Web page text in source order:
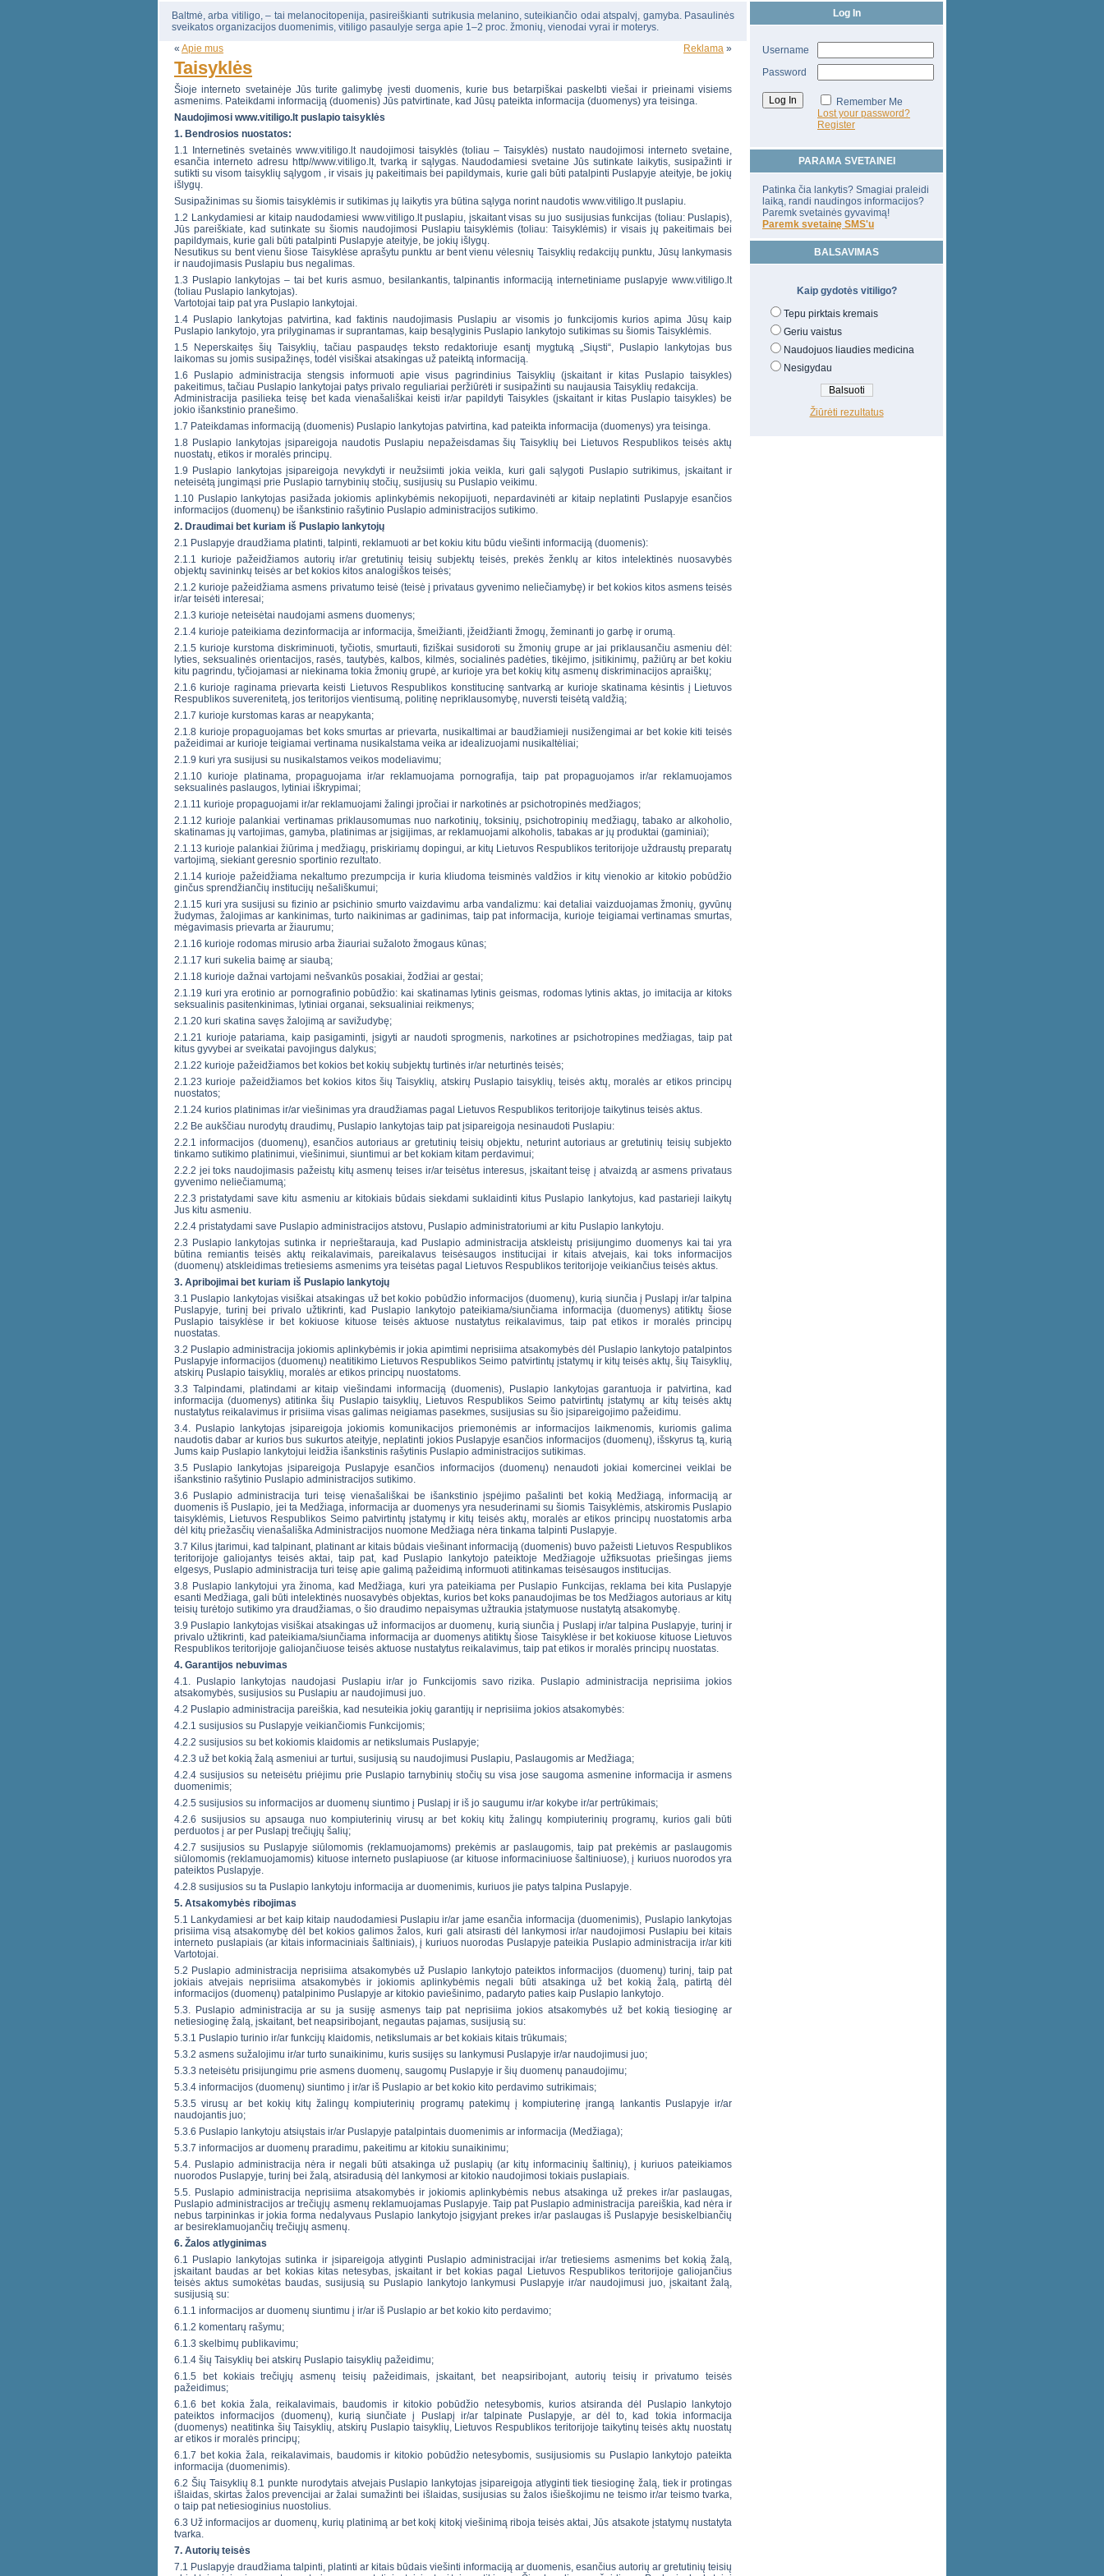
Baltmė, arba vitiligo, – tai melanocitopenija, pasireiškianti sutrikusia melanino, suteikiančio odai atspalvį, gamyba. Pasaulinės
sveikatos organizacijos duomenimis, vitiligo pasaulyje serga apie 1–2 proc. žmonių, vienodai vyrai ir moterys.
« Apie mus Reklama »
Taisyklės
Šioje interneto svetainėje Jūs turite galimybę įvesti duomenis, kurie bus betarpiškai paskelbti viešai ir prieinami visiems
asmenims. Pateikdami informaciją (duomenis) Jūs patvirtinate, kad Jūsų pateikta informacija (duomenys) yra teisinga.
Naudojimosi www.vitiligo.lt puslapio taisyklės
1. Bendrosios nuostatos:
1.1 Internetinės svetainės www.vitiligo.lt naudojimosi taisyklės (toliau – Taisyklės) nustato naudojimosi interneto svetaine,
esančia interneto adresu http//www.vitiligo.lt, tvarką ir sąlygas. Naudodamiesi svetaine Jūs sutinkate laikytis, susipažinti ir
sutikti su visom taisyklių sąlygom , ir visais jų pakeitimais bei papildymais, kurie gali būti patalpinti Puslapyje ateityje, be jokių
išlygų.
Susipažinimas su šiomis taisyklėmis ir sutikimas jų laikytis yra būtina sąlyga norint naudotis www.vitiligo.lt puslapiu.
1.2 Lankydamiesi ar kitaip naudodamiesi www.vitiligo.lt puslapiu, įskaitant visas su juo susijusias funkcijas (toliau: Puslapis),
Jūs pareiškiate, kad sutinkate su šiomis naudojimosi Puslapiu taisyklėmis (toliau: Taisyklėmis) ir visais jų pakeitimais bei
papildymais, kurie gali būti patalpinti Puslapyje ateityje, be jokių išlygų.
Nesutikus su bent vienu šiose Taisyklėse aprašytu punktu ar bent vienu vėlesnių Taisyklių redakcijų punktu, Jūsų lankymasis
ir naudojimasis Puslapiu bus negalimas.
1.3 Puslapio lankytojas – tai bet kuris asmuo, besilankantis, talpinantis informaciją internetiniame puslapyje www.vitiligo.lt
(toliau Puslapio lankytojas).
Vartotojai taip pat yra Puslapio lankytojai.
1.4 Puslapio lankytojas patvirtina, kad faktinis naudojimasis Puslapiu ar visomis jo funkcijomis kurios apima Jūsų kaip
Puslapio lankytojo, yra prilyginamas ir suprantamas, kaip besąlyginis Puslapio lankytojo sutikimas su šiomis Taisyklėmis.
1.5 Neperskaitęs šių Taisyklių, tačiau paspaudęs teksto redaktoriuje esantį mygtuką „Siųsti“, Puslapio lankytojas bus
laikomas su jomis susipažinęs, todėl visiškai atsakingas už pateiktą informaciją.
1.6 Puslapio administracija stengsis informuoti apie visus pagrindinius Taisyklių (įskaitant ir kitas Puslapio taisykles)
pakeitimus, tačiau Puslapio lankytojai patys privalo reguliariai peržiūrėti ir susipažinti su naujausia Taisyklių redakcija.
Administracija pasilieka teisę bet kada vienašališkai keisti ir/ar papildyti Taisykles (įskaitant ir kitas Puslapio taisykles) be
jokio išankstinio pranešimo.
1.7 Pateikdamas informaciją (duomenis) Puslapio lankytojas patvirtina, kad pateikta informacija (duomenys) yra teisinga.
1.8 Puslapio lankytojas įsipareigoja naudotis Puslapiu nepažeisdamas šių Taisyklių bei Lietuvos Respublikos teisės aktų
nuostatų, etikos ir moralės principų.
1.9 Puslapio lankytojas įsipareigoja nevykdyti ir neužsiimti jokia veikla, kuri gali sąlygoti Puslapio sutrikimus, įskaitant ir
neteisėtą jungimąsi prie Puslapio tarnybinių stočių, susijusių su Puslapio veikimu.
1.10 Puslapio lankytojas pasižada jokiomis aplinkybėmis nekopijuoti, nepardavinėti ar kitaip neplatinti Puslapyje esančios
informacijos (duomenų) be išankstinio rašytinio Puslapio administracijos sutikimo.
2. Draudimai bet kuriam iš Puslapio lankytojų
2.1 Puslapyje draudžiama platinti, talpinti, reklamuoti ar bet kokiu kitu būdu viešinti informaciją (duomenis):
2.1.1 kurioje pažeidžiamos autorių ir/ar gretutinių teisių subjektų teisės, prekės ženklų ar kitos intelektinės nuosavybės
objektų savininkų teisės ar bet kokios kitos analogiškos teisės;
2.1.2 kurioje pažeidžiama asmens privatumo teisė (teisė į privataus gyvenimo neliečiamybę) ir bet kokios kitos asmens teisės
ir/ar teisėti interesai;
2.1.3 kurioje neteisėtai naudojami asmens duomenys;
2.1.4 kurioje pateikiama dezinformacija ar informacija, šmeižianti, įžeidžianti žmogų, žeminanti jo garbę ir orumą.
2.1.5 kurioje kurstoma diskriminuoti, tyčiotis, smurtauti, fiziškai susidoroti su žmonių grupe ar jai priklausančiu asmeniu dėl:
lyties, seksualinės orientacijos, rasės, tautybės, kalbos, kilmės, socialinės padėties, tikėjimo, įsitikinimų, pažiūrų ar bet kokiu
kitu pagrindu, tyčiojamasi ar niekinama tokia žmonių grupė, ar kurioje yra bet kokių kitų asmenų diskriminacijos apraiškų;
2.1.6 kurioje raginama prievarta keisti Lietuvos Respublikos konstitucinę santvarką ar kurioje skatinama kėsintis į Lietuvos
Respublikos suverenitetą, jos teritorijos vientisumą, politinę nepriklausomybę, nuversti teisėtą valdžią;
2.1.7 kurioje kurstomas karas ar neapykanta;
2.1.8 kurioje propaguojamas bet koks smurtas ar prievarta, nusikaltimai ar baudžiamieji nusižengimai ar bet kokie kiti teisės
pažeidimai ar kurioje teigiamai vertinama nusikalstama veika ar idealizuojami nusikaltėliai;
2.1.9 kuri yra susijusi su nusikalstamos veikos modeliavimu;
2.1.10 kurioje platinama, propaguojama ir/ar reklamuojama pornografija, taip pat propaguojamos ir/ar reklamuojamos
seksualinės paslaugos, lytiniai iškrypimai;
2.1.11 kurioje propaguojami ir/ar reklamuojami žalingi įpročiai ir narkotinės ar psichotropinės medžiagos;
2.1.12 kurioje palankiai vertinamas priklausomumas nuo narkotinių, toksinių, psichotropinių medžiagų, tabako ar alkoholio,
skatinamas jų vartojimas, gamyba, platinimas ar įsigijimas, ar reklamuojami alkoholis, tabakas ar jų produktai (gaminiai);
2.1.13 kurioje palankiai žiūrima į medžiagų, priskiriamų dopingui, ar kitų Lietuvos Respublikos teritorijoje uždraustų preparatų
vartojimą, siekiant geresnio sportinio rezultato.
2.1.14 kurioje pažeidžiama nekaltumo prezumpcija ir kuria kliudoma teisminės valdžios ir kitų vienokio ar kitokio pobūdžio
ginčus sprendžiančių institucijų nešališkumui;
2.1.15 kuri yra susijusi su fizinio ar psichinio smurto vaizdavimu arba vandalizmu: kai detaliai vaizduojamas žmonių, gyvūnų
žudymas, žalojimas ar kankinimas, turto naikinimas ar gadinimas, taip pat informacija, kurioje teigiamai vertinamas smurtas,
mėgavimasis prievarta ar žiaurumu;
2.1.16 kurioje rodomas mirusio arba žiauriai sužaloto žmogaus kūnas;
2.1.17 kuri sukelia baimę ar siaubą;
2.1.18 kurioje dažnai vartojami nešvankūs posakiai, žodžiai ar gestai;
2.1.19 kuri yra erotinio ar pornografinio pobūdžio: kai skatinamas lytinis geismas, rodomas lytinis aktas, jo imitacija ar kitoks
seksualinis pasitenkinimas, lytiniai organai, seksualiniai reikmenys;
2.1.20 kuri skatina savęs žalojimą ar savižudybę;
2.1.21 kurioje patariama, kaip pasigaminti, įsigyti ar naudoti sprogmenis, narkotines ar psichotropines medžiagas, taip pat
kitus gyvybei ar sveikatai pavojingus dalykus;
2.1.22 kurioje pažeidžiamos bet kokios bet kokių subjektų turtinės ir/ar neturtinės teisės;
2.1.23 kurioje pažeidžiamos bet kokios kitos šių Taisyklių, atskirų Puslapio taisyklių, teisės aktų, moralės ar etikos principų
nuostatos;
2.1.24 kurios platinimas ir/ar viešinimas yra draudžiamas pagal Lietuvos Respublikos teritorijoje taikytinus teisės aktus.
2.2 Be aukščiau nurodytų draudimų, Puslapio lankytojas taip pat įsipareigoja nesinaudoti Puslapiu:
2.2.1 informacijos (duomenų), esančios autoriaus ar gretutinių teisių objektu, neturint autoriaus ar gretutinių teisių subjekto
tinkamo sutikimo platinimui, viešinimui, siuntimui ar bet kokiam kitam perdavimui;
2.2.2 jei toks naudojimasis pažeistų kitų asmenų teises ir/ar teisėtus interesus, įskaitant teisę į atvaizdą ar asmens privataus
gyvenimo neliečiamumą;
2.2.3 pristatydami save kitu asmeniu ar kitokiais būdais siekdami suklaidinti kitus Puslapio lankytojus, kad pastarieji laikytų
Jus kitu asmeniu.
2.2.4 pristatydami save Puslapio administracijos atstovu, Puslapio administratoriumi ar kitu Puslapio lankytoju.
2.3 Puslapio lankytojas sutinka ir neprieštarauja, kad Puslapio administracija atskleistų prisijungimo duomenys kai tai yra
būtina remiantis teisės aktų reikalavimais, pareikalavus teisėsaugos institucijai ir kitais atvejais, kai toks informacijos
(duomenų) atskleidimas tretiesiems asmenims yra teisėtas pagal Lietuvos Respublikos teritorijoje veikiančius teisės aktus.
3. Apribojimai bet kuriam iš Puslapio lankytojų
3.1 Puslapio lankytojas visiškai atsakingas už bet kokio pobūdžio informacijos (duomenų), kurią siunčia į Puslapį ir/ar talpina
Puslapyje, turinį bei privalo užtikrinti, kad Puslapio lankytojo pateikiama/siunčiama informacija (duomenys) atitiktų šiose
Puslapio taisyklėse ir bet kokiuose kituose teisės aktuose nustatytus reikalavimus, taip pat etikos ir moralės principų
nuostatas.
3.2 Puslapio administracija jokiomis aplinkybėmis ir jokia apimtimi neprisiima atsakomybės dėl Puslapio lankytojo patalpintos
Puslapyje informacijos (duomenų) neatitikimo Lietuvos Respublikos Seimo patvirtintų įstatymų ir kitų teisės aktų, šių Taisyklių,
atskirų Puslapio taisyklių, moralės ar etikos principų nuostatoms.
3.3 Talpindami, platindami ar kitaip viešindami informaciją (duomenis), Puslapio lankytojas garantuoja ir patvirtina, kad
informacija (duomenys) atitinka šių Puslapio taisyklių, Lietuvos Respublikos Seimo patvirtintų įstatymų ar kitų teisės aktų
nustatytus reikalavimus ir prisiima visas galimas neigiamas pasekmes, susijusias su šio įsipareigojimo pažeidimu.
3.4. Puslapio lankytojas įsipareigoja jokiomis komunikacijos priemonėmis ar informacijos laikmenomis, kuriomis galima
naudotis dabar ar kurios bus sukurtos ateityje, neplatinti jokios Puslapyje esančios informacijos (duomenų), išskyrus tą, kurią
Jums kaip Puslapio lankytojui leidžia išankstinis rašytinis Puslapio administracijos sutikimas.
3.5 Puslapio lankytojas įsipareigoja Puslapyje esančios informacijos (duomenų) nenaudoti jokiai komercinei veiklai be
išankstinio rašytinio Puslapio administracijos sutikimo.
3.6 Puslapio administracija turi teisę vienašališkai be išankstinio įspėjimo pašalinti bet kokią Medžiagą, informaciją ar
duomenis iš Puslapio, jei ta Medžiaga, informacija ar duomenys yra nesuderinami su šiomis Taisyklėmis, atskiromis Puslapio
taisyklėmis, Lietuvos Respublikos Seimo patvirtintų įstatymų ir kitų teisės aktų, moralės ar etikos principų nuostatomis arba
dėl kitų priežasčių vienašališka Administracijos nuomone Medžiaga nėra tinkama talpinti Puslapyje.
3.7 Kilus įtarimui, kad talpinant, platinant ar kitais būdais viešinant informaciją (duomenis) buvo pažeisti Lietuvos Respublikos
teritorijoje galiojantys teisės aktai, taip pat, kad Puslapio lankytojo pateiktoje Medžiagoje užfiksuotas priešingas jiems
elgesys, Puslapio administracija turi teisę apie galimą pažeidimą informuoti atitinkamas teisėsaugos institucijas.
3.8 Puslapio lankytojui yra žinoma, kad Medžiaga, kuri yra pateikiama per Puslapio Funkcijas, reklama bei kita Puslapyje
esanti Medžiaga, gali būti intelektinės nuosavybės objektas, kurios bet koks panaudojimas be tos Medžiagos autoriaus ar kitų
teisių turėtojo sutikimo yra draudžiamas, o šio draudimo nepaisymas užtraukia įstatymuose nustatytą atsakomybę.
3.9 Puslapio lankytojas visiškai atsakingas už informacijos ar duomenų, kurią siunčia į Puslapį ir/ar talpina Puslapyje, turinį ir
privalo užtikrinti, kad pateikiama/siunčiama informacija ar duomenys atitiktų šiose Taisyklėse ir bet kokiuose kituose Lietuvos
Respublikos teritorijoje galiojančiuose teisės aktuose nustatytus reikalavimus, taip pat etikos ir moralės principų nuostatas.
4. Garantijos nebuvimas
4.1. Puslapio lankytojas naudojasi Puslapiu ir/ar jo Funkcijomis savo rizika. Puslapio administracija neprisiima jokios
atsakomybės, susijusios su Puslapiu ar naudojimusi juo.
4.2 Puslapio administracija pareiškia, kad nesuteikia jokių garantijų ir neprisiima jokios atsakomybės:
4.2.1 susijusios su Puslapyje veikiančiomis Funkcijomis;
4.2.2 susijusios su bet kokiomis klaidomis ar netikslumais Puslapyje;
4.2.3 už bet kokią žalą asmeniui ar turtui, susijusią su naudojimusi Puslapiu, Paslaugomis ar Medžiaga;
4.2.4 susijusios su neteisėtu priėjimu prie Puslapio tarnybinių stočių su visa jose saugoma asmenine informacija ir asmens
duomenimis;
4.2.5 susijusios su informacijos ar duomenų siuntimo į Puslapį ir iš jo saugumu ir/ar kokybe ir/ar pertrūkimais;
4.2.6 susijusios su apsauga nuo kompiuterinių virusų ar bet kokių kitų žalingų kompiuterinių programų, kurios gali būti
perduotos į ar per Puslapį trečiųjų šalių;
4.2.7 susijusios su Puslapyje siūlomomis (reklamuojamoms) prekėmis ar paslaugomis, taip pat prekėmis ar paslaugomis
siūlomomis (reklamuojamomis) kituose interneto puslapiuose (ar kituose informaciniuose šaltiniuose), į kuriuos nuorodos yra
pateiktos Puslapyje.
4.2.8 susijusios su ta Puslapio lankytoju informacija ar duomenimis, kuriuos jie patys talpina Puslapyje.
5. Atsakomybės ribojimas
5.1 Lankydamiesi ar bet kaip kitaip naudodamiesi Puslapiu ir/ar jame esančia informacija (duomenimis), Puslapio lankytojas
prisiima visą atsakomybę dėl bet kokios galimos žalos, kuri gali atsirasti dėl lankymosi ir/ar naudojimosi Puslapiu bei kitais
interneto puslapiais (ar kitais informaciniais šaltiniais), į kuriuos nuorodas Puslapyje pateikia Puslapio administracija ir/ar kiti
Vartotojai.
5.2 Puslapio administracija neprisiima atsakomybės už Puslapio lankytojo pateiktos informacijos (duomenų) turinį, taip pat
jokiais atvejais neprisiima atsakomybės ir jokiomis aplinkybėmis negali būti atsakinga už bet kokią žalą, patirtą dėl
informacijos (duomenų) patalpinimo Puslapyje ar kitokio paviešinimo, padaryto paties kaip Puslapio lankytojo.
5.3. Puslapio administracija ar su ja susiję asmenys taip pat neprisiima jokios atsakomybės už bet kokią tiesioginę ar
netiesioginę žalą, įskaitant, bet neapsiribojant, negautas pajamas, susijusią su:
5.3.1 Puslapio turinio ir/ar funkcijų klaidomis, netikslumais ar bet kokiais kitais trūkumais;
5.3.2 asmens sužalojimu ir/ar turto sunaikinimu, kuris susijęs su lankymusi Puslapyje ir/ar naudojimusi juo;
5.3.3 neteisėtu prisijungimu prie asmens duomenų, saugomų Puslapyje ir šių duomenų panaudojimu;
5.3.4 informacijos (duomenų) siuntimo į ir/ar iš Puslapio ar bet kokio kito perdavimo sutrikimais;
5.3.5 virusų ar bet kokių kitų žalingų kompiuterinių programų patekimų į kompiuterinę įrangą lankantis Puslapyje ir/ar
naudojantis juo;
5.3.6 Puslapio lankytoju atsiųstais ir/ar Puslapyje patalpintais duomenimis ar informacija (Medžiaga);
5.3.7 informacijos ar duomenų praradimu, pakeitimu ar kitokiu sunaikinimu;
5.4. Puslapio administracija nėra ir negali būti atsakinga už puslapių (ar kitų informacinių šaltinių), į kuriuos pateikiamos
nuorodos Puslapyje, turinį bei žalą, atsiradusią dėl lankymosi ar kitokio naudojimosi tokiais puslapiais.
5.5. Puslapio administracija neprisiima atsakomybės ir jokiomis aplinkybėmis nebus atsakinga už prekes ir/ar paslaugas,
Puslapio administracijos ar trečiųjų asmenų reklamuojamas Puslapyje. Taip pat Puslapio administracija pareiškia, kad nėra ir
nebus tarpininkas ir jokia forma nedalyvaus Puslapio lankytojo įsigyjant prekes ir/ar paslaugas iš Puslapyje besiskelbiančių
ar besireklamuojančių trečiųjų asmenų.
6. Žalos atlyginimas
6.1 Puslapio lankytojas sutinka ir įsipareigoja atlyginti Puslapio administracijai ir/ar tretiesiems asmenims bet kokią žalą,
įskaitant baudas ar bet kokias kitas netesybas, įskaitant ir bet kokias pagal Lietuvos Respublikos teritorijoje galiojančius
teisės aktus sumokėtas baudas, susijusią su Puslapio lankytojo lankymusi Puslapyje ir/ar naudojimusi juo, įskaitant žalą,
susijusią su:
6.1.1 informacijos ar duomenų siuntimu į ir/ar iš Puslapio ar bet kokio kito perdavimo;
6.1.2 komentarų rašymu;
6.1.3 skelbimų publikavimu;
6.1.4 šių Taisyklių bei atskirų Puslapio taisyklių pažeidimu;
6.1.5 bet kokiais trečiųjų asmenų teisių pažeidimais, įskaitant, bet neapsiribojant, autorių teisių ir privatumo teisės
pažeidimus;
6.1.6 bet kokia žala, reikalavimais, baudomis ir kitokio pobūdžio netesybomis, kurios atsiranda dėl Puslapio lankytojo
pateiktos informacijos (duomenų), kurią siunčiate į Puslapį ir/ar talpinate Puslapyje, ar dėl to, kad tokia informacija
(duomenys) neatitinka šių Taisyklių, atskirų Puslapio taisyklių, Lietuvos Respublikos teritorijoje taikytinų teisės aktų nuostatų
ar etikos ir moralės principų;
6.1.7 bet kokia žala, reikalavimais, baudomis ir kitokio pobūdžio netesybomis, susijusiomis su Puslapio lankytojo pateikta
informacija (duomenimis).
6.2 Šių Taisyklių 8.1 punkte nurodytais atvejais Puslapio lankytojas įsipareigoja atlyginti tiek tiesioginę žalą, tiek ir protingas
išlaidas, skirtas žalos prevencijai ar žalai sumažinti bei išlaidas, susijusias su žalos išieškojimu ne teismo ir/ar teismo tvarka,
o taip pat netiesioginius nuostolius.
6.3 Už informacijos ar duomenų, kurių platinimą ar bet kokį kitokį viešinimą riboja teisės aktai, Jūs atsakote įstatymų nustatyta
tvarka.
7. Autorių teisės
7.1 Puslapyje draudžiama talpinti, platinti ar kitais būdais viešinti informaciją ar duomenis, esančius autorių ar gretutinių teisių
Log In
Username
Password
Remember Me
Lost your password?
Register
PARAMA SVETAINEI
Patinka čia lankytis? Smagiai praleidi
laiką, randi naudingos informacijos?
Paremk svetainės gyvavimą!
Paremk svetainę SMS'u
BALSAVIMAS
Kaip gydotės vitiligo?
Tepu pirktais kremais
Geriu vaistus
Naudojuos liaudies medicina
Nesigydau
Žiūrėti rezultatus